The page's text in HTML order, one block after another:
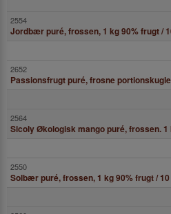
Jordbær puré, frossen, 1 kg 90% frugt /
Sicoly Økologisk mango puré, frossen. 1
Solbær puré, frossen, 1 kg 90% frugt /